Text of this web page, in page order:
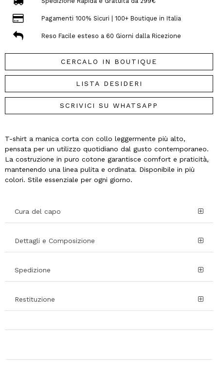
Pagamenti 100% Sicuri | 100+ Boutique in Italia
Reso Facile esteso a 60 Giorni dalla Ricezione
CERCALO IN BOUTIQUE
LISTA DESIDERI
SCRIVICI SU WHATSAPP
T-shirt a manica corta con collo leggermente più alto,
pensata per un utilizzo quotidiano dal gusto contemporaneo.
La costruzione in puro cotone garantisce comfort e praticità,
mantenendo una linea pulita e ordinata. Disponibile in più
colori. Stile essenziale per ogni giorno.
Cura del capo
Dettagli e Composizione
Spedizione
Restituzione